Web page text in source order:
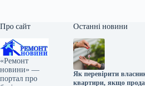
Про сайт
«Ремонт
новини» —
портал про
Останні новини
Як перевірити
квартири, якщо